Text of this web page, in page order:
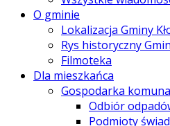
O gminie
Lokalizacja Gminy
Rys historyczny
Filmoteka
Dla mieszkańca
Gospodarka
Odbiór
Podmioty